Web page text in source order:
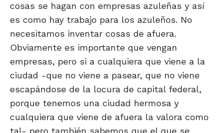
cosas se hagan con empresas azuleñas y así
es como hay trabajo para los azuleños. No
necesitamos inventar cosas de afuera.
Obviamente es importante que vengan
empresas, pero si a cualquiera que viene a la
ciudad -que no viene a pasear, que no viene
escapándose de la locura de capital federal,
porque tenemos una ciudad hermosa y
cualquiera que viene de afuera la valora como